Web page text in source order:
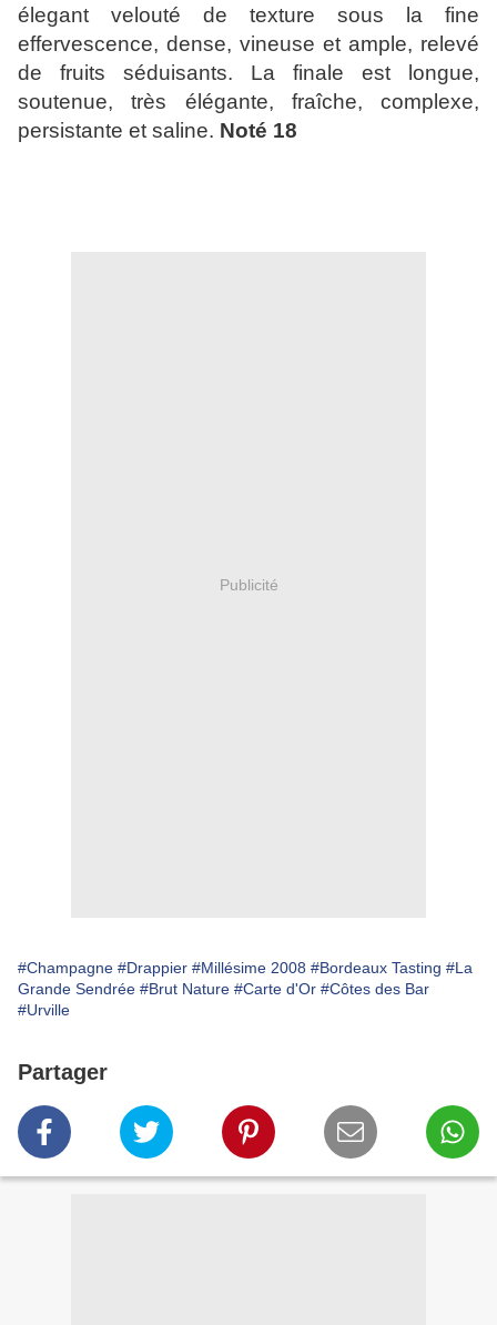
élegant velouté de texture sous la fine
effervescence, dense, vineuse et ample, relevé
de fruits séduisants. La finale est longue,
soutenue, très élégante, fraîche, complexe,
persistante et saline. Noté 18
Publicité
#Champagne #Drappier #Millésime 2008 #Bordeaux Tasting #La
Grande Sendrée #Brut Nature #Carte d'Or #Côtes des Bar
#Urville
Partager